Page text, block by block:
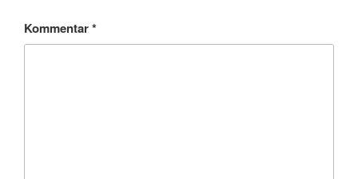
Kommentar*